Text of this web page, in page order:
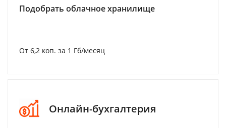
Подобрать облачное хранилище
От 6,2 коп. за 1 Гб/месяц
Онлайн-бухгалтерия